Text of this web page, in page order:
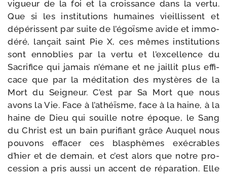
vigueur de la foi et la crois­sance dans la ver­tu.
Que si les ins­ti­tu­tions humaines vieillissent et
dépé­rissent par suite de l’é­goïsme avide et immo­
dé­ré, lan­çait saint Pie X, ces mêmes ins­ti­tu­tions
sont enno­blies par la ver­tu et l’ex­cel­lence du
Sacrifice qui jamais n’é­mane et ne jaillit plus effi­
cace que par la médi­ta­tion des mys­tères de la
Mort du Seigneur. C’est par Sa Mort que nous
avons la Vie. Face à l’a­théïsme, face à la haine, à la
haine de Dieu qui souille notre époque, le Sang
du Christ est un bain puri­fiant grâce Auquel nous
pou­vons effa­cer ces blas­phèmes exé­crables
d’hier et de demain, et c’est alors que notre pro­
ces­sion a pris aus­si un accent de répa­ra­tion. Elle